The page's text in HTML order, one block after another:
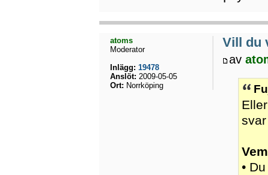
Vill du
av
•
atoms
Moderator
Inlägg: 19478
Anslöt: 2009-05-05
Ort: Norrköping